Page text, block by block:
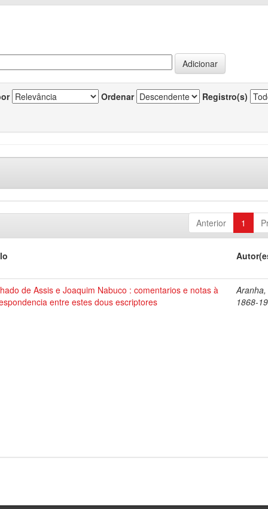
Ordenar Registro(s)
Anterior 1
de Assis e Joaquim Nabuco : comentarios e notas à
entre estes dous escriptores
1868-